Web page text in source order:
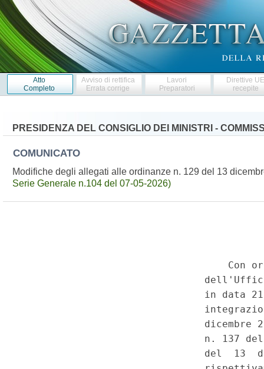
Atto
Completo
Avviso di rettifica
Errata corrige
Lavori
Preparatori
Direttive
recepite
PRESIDENZA DEL CONSIGLIO DEI MINISTRI -
COMUNICATO
Modifiche degli allegati alle ordinanze n. 129 del 13
Serie Generale n.104 del 07-05-2026)